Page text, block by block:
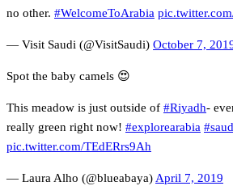
no other. #WelcomeToArabia
— Visit Saudi (@VisitSaudi) October 7,
Spot the baby camels 😍
This meadow is just outside of #Riyadh-
really green right now! #explorearabia
pic.twitter.com/TEdERrs9Ah
— Laura Alho (@blueabaya) April 7, 2019